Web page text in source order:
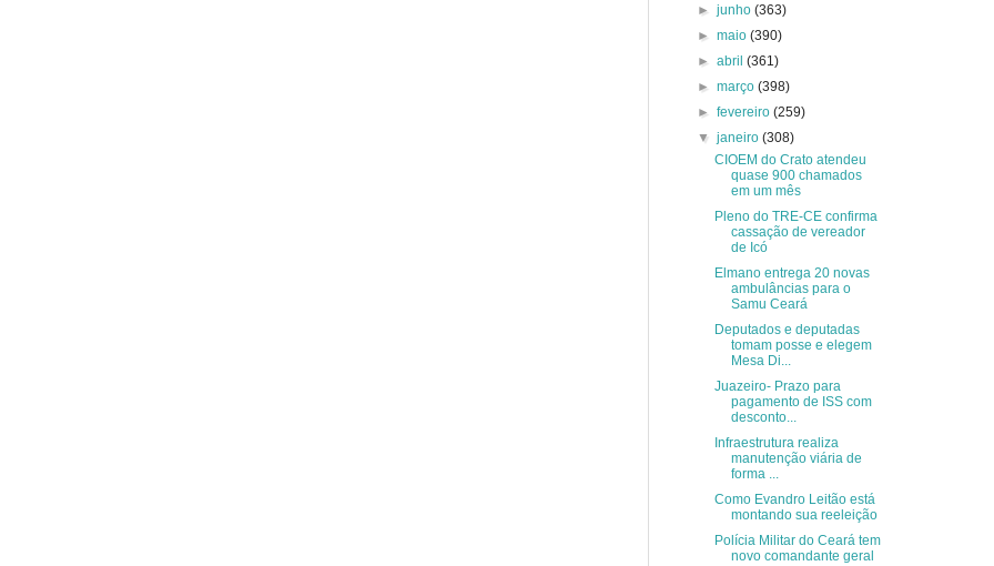
►junho(363)
►maio(390)
►abril(361)
►março(398)
►fevereiro(259)
▼janeiro(308)
CIOEM do Crato atendeu
quase 900 chamados
em um mês
Pleno do TRE-CE confirma
cassação de vereador
de Icó
Elmano entrega 20 novas
ambulâncias para o
Samu Ceará
Deputados e deputadas
tomam posse e elegem
Mesa Di...
Juazeiro- Prazo para
pagamento de ISS com
desconto...
Infraestrutura realiza
manutenção viária de
forma ...
Como Evandro Leitão está
montando sua reeleição
Polícia Militar do Ceará tem
novo comandante geral